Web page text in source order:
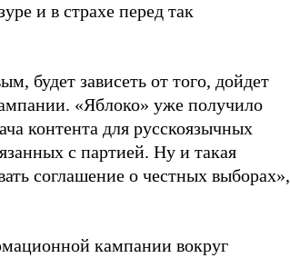
и в страхе перед так
будет зависеть от того, дойдет
«Яблоко» уже получило
контента для русскоязычных
с партией. Ну и такая
соглашение о честных выборах»,
кампании вокруг